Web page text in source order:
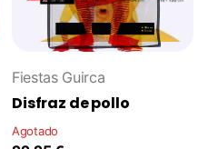
Fiestas Guirca
Disfraz de pollo
Agotado